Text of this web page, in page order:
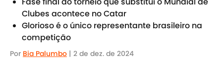
Clubes acontece no Catar
Glorioso é o único representante brasileiro na
competição
Por Bia Palumbo | 2 de dez. de 2024